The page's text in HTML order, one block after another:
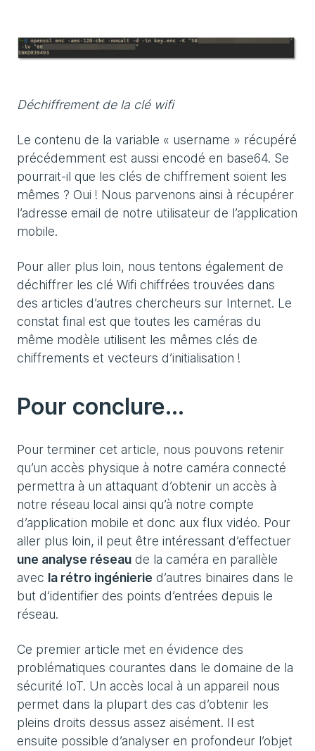
Déchiffrement de la clé wifi
Le contenu de la variable « username » récupéré
précédemment est aussi encodé en base64. Se
pourrait-il que les clés de chiffrement soient les
mêmes ? Oui ! Nous parvenons ainsi à récupérer
l’adresse email de notre utilisateur de l’application
mobile.
Pour aller plus loin, nous tentons également de
déchiffrer les clé Wifi chiffrées trouvées dans
des articles d’autres chercheurs sur Internet. Le
constat final est que toutes les caméras du
même modèle utilisent les mêmes clés de
chiffrements et vecteurs d’initialisation !
Pour conclure...
Pour terminer cet article, nous pouvons retenir
qu’un accès physique à notre caméra connecté
permettra à un attaquant d’obtenir un accès à
notre réseau local ainsi qu’à notre compte
d’application mobile et donc aux flux vidéo. Pour
aller plus loin, il peut être intéressant d’effectuer
une analyse réseau de la caméra en parallèle
avec la rétro ingénierie d’autres binaires dans le
but d’identifier des points d’entrées depuis le
réseau.
Ce premier article met en évidence des
problématiques courantes dans le domaine de la
sécurité IoT. Un accès local à un appareil nous
permet dans la plupart des cas d’obtenir les
pleins droits dessus assez aisément. Il est
ensuite possible d’analyser en profondeur l’objet